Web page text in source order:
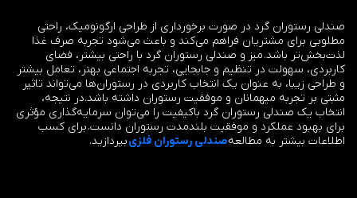
صندلی رستوران گرد در صورت برخورداری از طراحی ارگونومیک، راحتی
مطلوبی برای مشتریان فراهم می‌کند و باعث می‌شود تجربه صرف غذا
لذت‌بخش‌تر باشد.میز و صندلی رستوران گرد با راحتی بیشتر، فضای
کاربردی، سهولت در تنظیم و جابجایی، تجربه اجتماعی بهتر، تعامل بیشتر
و طراحی زیبا، به عنوان یک انتخاب کاربردی در رستوران‌ها می‌تواند تاثیر
مثبتی بر تجربه میهمانان و موفقیت رستوران داشته باشد.در نتیجه،
انتخاب یک صندلی رستوران گرد باکیفیت را می‌توان سرمایه‌گذاری مؤثری
برای بهبود عملکرد و موفقیت بلندمدت رستوران دانست.برای کسب
اطلاعات بیشتر به مطالعهصندلی رستوران فلزیبپردازید.